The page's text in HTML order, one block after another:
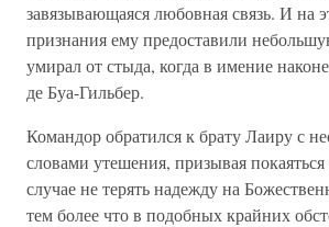
завязывающаяся любовная связь. И на
признания ему предоставили
умирал от стыда, когда в имение
де Буа-Гильбер.
Командор обратился к брату Лаиру с
словами утешения, призывая
случае не терять надежду на
тем более что в подобных крайних